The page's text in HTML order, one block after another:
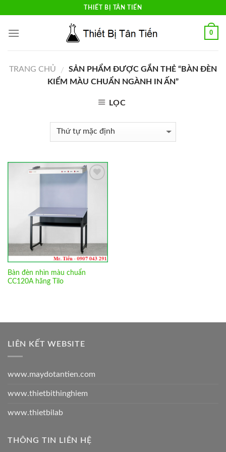
content
THIẾT BỊ TÂN TIẾN
0
TRANG CHỦ /
SẢN PHẨM ĐƯỢC GẮN THẺ “BÀN ĐÈN
KIỂM MÀU CHUẨN NGÀNH IN ẤN”
LỌC
Bàn đèn nhìn màu chuẩn
CC120A hãng Tilo
LIÊN KẾT WEBSITE
www.maydotantien.com
www.thietbithinghiem
www.thietbilab
THÔNG TIN LIÊN HỆ